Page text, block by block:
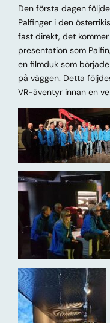
Den första dagen
Palfinger i den
fast direkt, det
presentation som
en filmduk som
på väggen. Detta
VR-äventyr innan en